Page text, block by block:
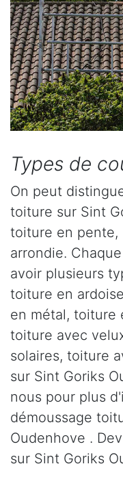
Types de
On peut
toiture sur Sint
toiture en
arrondie.
avoir plusieurs
toiture en
en métal, toiture
toiture avec
solaires, toiture
sur Sint Goriks
nous pour plus
démoussage
Oudenhove .
sur Sint Goriks